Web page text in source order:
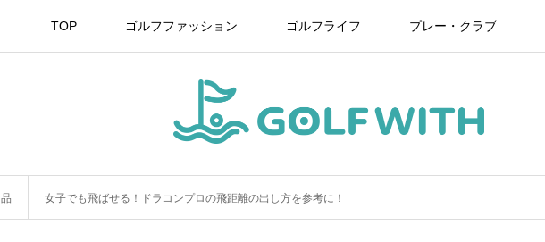
TOP ゴルフファッション ゴルフライフ プレー・クラブ
女子でも飛ばせる！ドラコンプロの飛距離の出し方を参考に！